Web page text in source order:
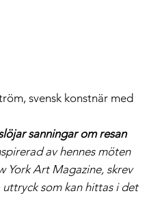
svensk konstnär med
sanningar om resan
av hennes möten
York Art Magazine, skrev
som kan hittas i det